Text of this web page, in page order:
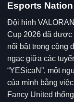
Esports
Đội hình
Cup 2026 đã
nổi bật trong cộng
ngạc giữa các
“YESicaN”, một
của mình bằng
Fancy United